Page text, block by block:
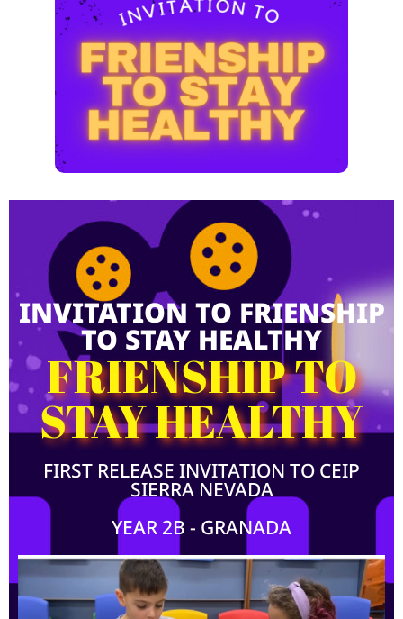
INVITATION TO FRIENSHIP
TO STAY HEALTHY
FRIENSHIP TO
STAY HEALTHY
FIRST RELEASE INVITATION TO CEIP
SIERRA NEVADA
YEAR 2B - GRANADA